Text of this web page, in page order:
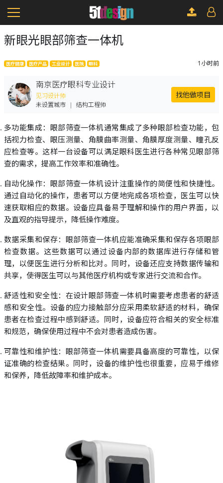
新眼光眼部筛查一体机
医疗健康 医疗产品 工业设计 医院 眼科 1小时前
南京医疗眼科专业设计
见习设计师
未设置城市 | 结构工程师
找他做项目
多功能集成：眼部筛查一体机通常集成了多种眼部检查功能，包
括视力检查、眼压测量、角膜曲率测量、角膜厚度测量、瞳孔反
应检查等。这样一台设备可以满足眼科医生进行各种常见眼部筛
查的需求，提高工作效率和准确性。
自动化操作：眼部筛查一体机设计注重操作的简便性和快捷性。
通过自动化的操作，患者可以方便地完成各项检查，医生可以快
速获取相应的数据。设备应具备易于理解和操作的用户界面，以
及直观的指导提示，降低操作难度。
数据采集和保存：眼部筛查一体机应能准确采集和保存各项眼部
检查数据。这些数据可以通过设备内部的数据库进行存储和管
理，以便医生进行分析和比对。同时，设备还应支持数据传输和
共享，使得医生可以与其他医疗机构或专家进行交流和合作。
舒适性和安全性：在设计眼部筛查一体机时需要考虑患者的舒适
感和安全性。设备的应力接触部分应采用柔软舒适的材料，确保
患者在检查过程中感到舒适。同时，设备应符合相关的安全标准
和规范，确保使用过程中不会对患者造成伤害。
可靠性和维护性：眼部筛查一体机需要具备高度的可靠性，以保
证准确的检查结果。同时，设备的维护性也很重要，应易于维修
和保养，降低故障率和维护成本。